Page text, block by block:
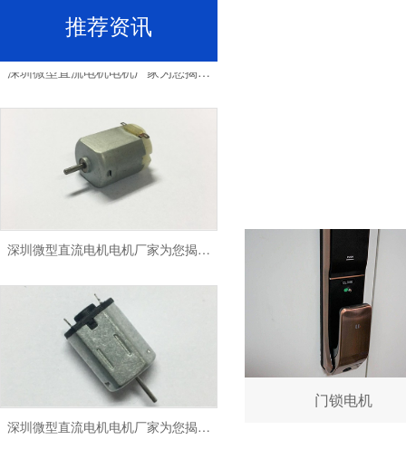
门锁电机
推荐资讯
深圳微型直流电机电机厂家为您揭秘:了解微型直流电机的设计、开发及制造过程
深圳微型直流电机电机厂家为您揭秘:微型直流电机的技术创新与市场应用
深圳微型直流电机电机厂家为您揭秘:微型直流电机 - 高效能、低噪音